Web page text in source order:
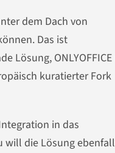
dem Dach von
Das ist
Lösung,
kuratierter Fork
in das
will die Lösung